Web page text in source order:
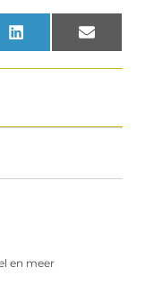
LinkedIn Email
en meer